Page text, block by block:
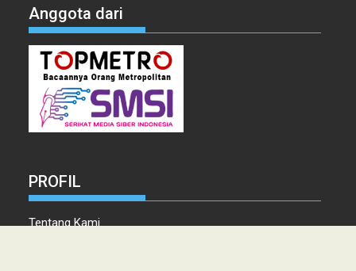
Anggota dari
PROFIL
Tentang Kami